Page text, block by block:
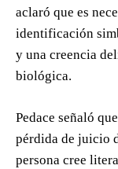
aclaró que es
identificación
y una creencia
biológica.
Pedace señaló
pérdida de juicio
persona cree